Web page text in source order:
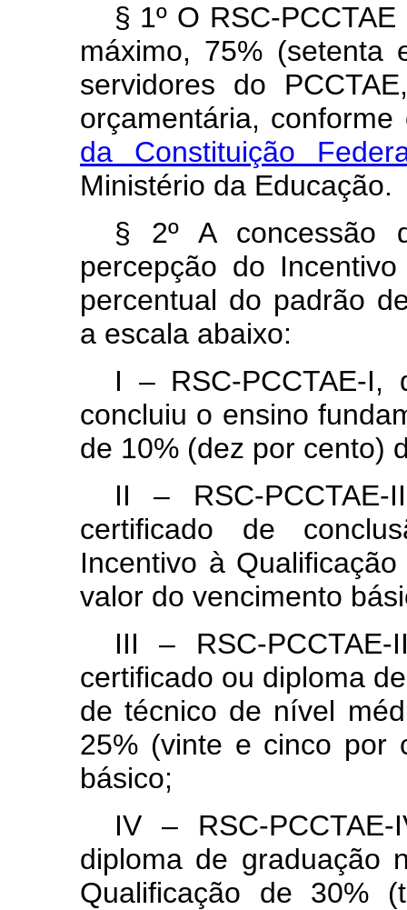
§ 1º O RSC-
máximo, 75%
servidores do
orçamentária,
da Constituição
Ministério da Educação.
§ 2º A concessão
percepção do
percentual do padrão
a escala abaixo:
I – RSC-PCCTAE-I,
concluiu o ensino
de 10% (dez por cento)
II – RSC-
certificado de
Incentivo à
valor do vencimento
III – RSC-
certificado ou diploma
de técnico de nível
25% (vinte e cinco por
básico;
IV – RSC-
diploma de graduação
Qualificação de 30%